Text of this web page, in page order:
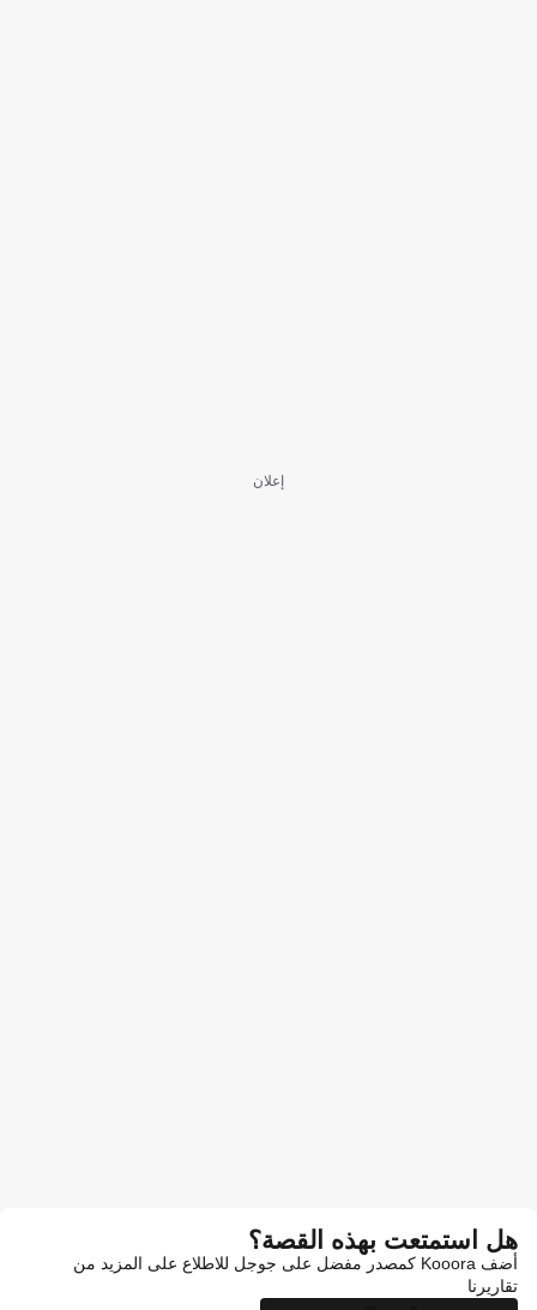
إعلان
هل استمتعت بهذه القصة؟
أضف Kooora كمصدر مفضل على جوجل للاطلاع على المزيد من
تقاريرنا